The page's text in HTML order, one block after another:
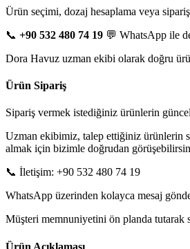
Ürün seçimi, dozaj hesaplama veya
📞 +90 532 480 74 19 💬 WhatsApp ile
Dora Havuz uzman ekibi olarak doğru
Ürün Sipariş
Sipariş vermek istediğiniz ürünlerin
Uzman ekibimiz, talep ettiğiniz ürünlerin
almak için bizimle doğrudan
📞 İletişim: +90 532 480 74 19
WhatsApp üzerinden kolayca mesaj
Müşteri memnuniyetini ön planda tutarak
Ürün Açıklaması